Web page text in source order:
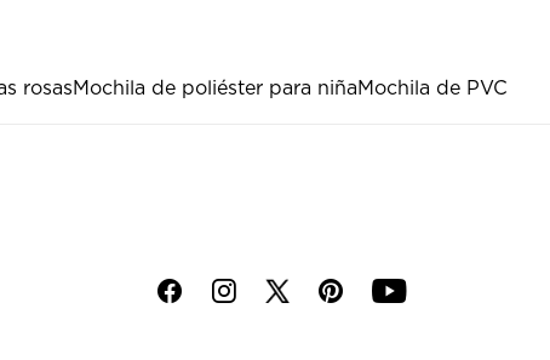
rosasMochila de poliéster para niñaMochila de PVC
f i p y